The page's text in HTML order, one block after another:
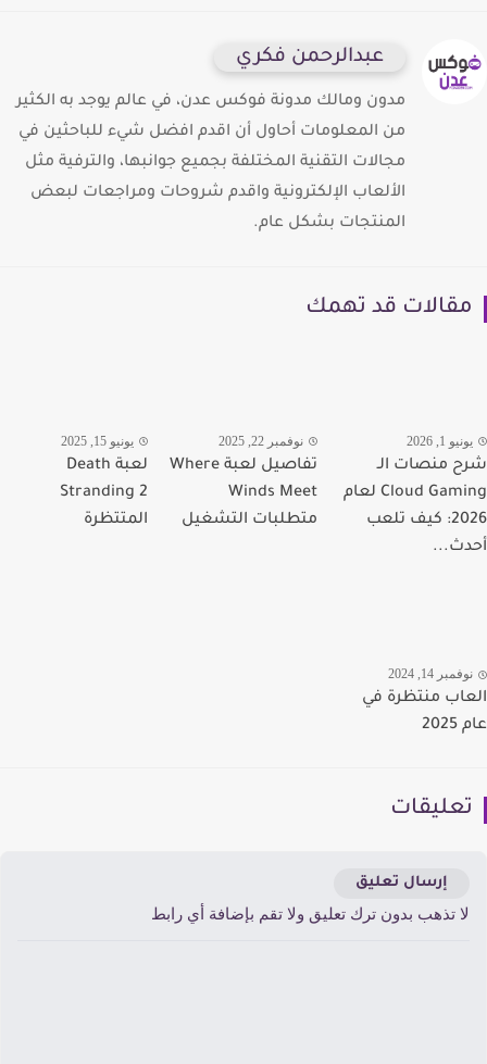
عبدالرحمن فكري
مدون ومالك مدونة فوكس عدن، في عالم يوجد به الكثير
من المعلومات أحاول أن اقدم افضل شيء للباحثين في
مجالات التقنية المختلفة بجميع جوانبها، والترفية مثل
الألعاب الإلكترونية واقدم شروحات ومراجعات لبعض
المنتجات بشكل عام.
قد تهمك
1, 2026
منصات الـ
Cloud Gaming لعام
2026: كيف تلعب
نوفمبر 22, 2025
تفاصيل لعبة Where
Winds Meet
متطلبات التشغيل
يونيو 15, 2025
لعبة Death
Stranding 2
المتتظرة
14, 2024
منتظرة في
إرسال تعليق
تذهب بدون ترك تعليق ولا تقم بإضافة أي رابط